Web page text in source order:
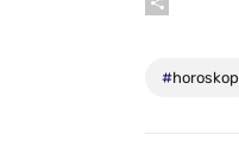
#horoskop